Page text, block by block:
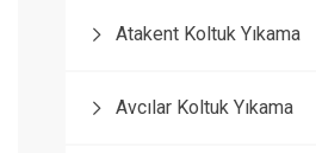
Atakent Koltuk Yıkama
Avcılar Koltuk Yıkama